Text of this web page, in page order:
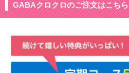
GABAクロクロのご注文はこちら